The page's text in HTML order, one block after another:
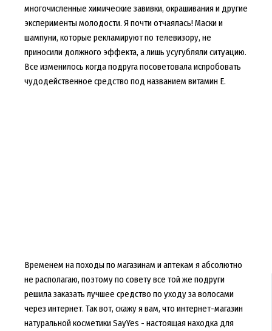
многочисленные химические завивки, окрашивания и другие
эксперименты молодости. Я почти отчаялась! Маски и
шампуни, которые рекламируют по телевизору, не
приносили должного эффекта, а лишь усугубляли ситуацию.
Все изменилось когда подруга посоветовала испробовать
чудодейственное средство под названием витамин Е.
Временем на походы по магазинам и аптекам я абсолютно
не располагаю, поэтому по совету все той же подруги
решила заказать лучшее средство по уходу за волосами
через интернет. Так вот, скажу я вам, что интернет-магазин
натуральной косметики SayYes - настоящая находка для